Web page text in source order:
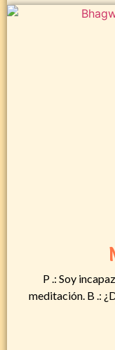
P .: Soy
meditación. B .: